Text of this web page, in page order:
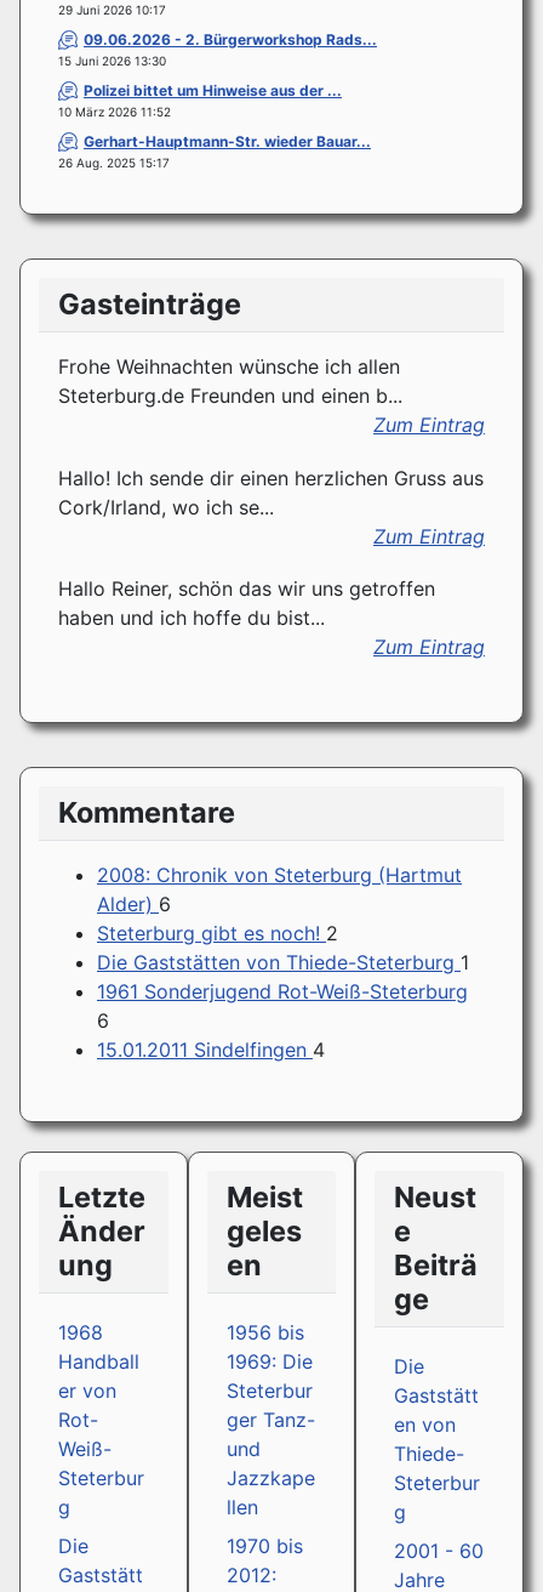
29 Juni 2026 10:17
09.06.2026 - 2. Bürgerworkshop Rads...
15 Juni 2026 13:30
Polizei bittet um Hinweise aus der ...
10 März 2026 11:52
Gerhart-Hauptmann-Str. wieder Bauar...
26 Aug. 2025 15:17
Gasteinträge
Frohe Weihnachten wünsche ich allen
Steterburg.de Freunden und einen b...
Zum Eintrag
Hallo! Ich sende dir einen herzlichen Gruss aus
Cork/Irland, wo ich se...
Zum Eintrag
Hallo Reiner, schön das wir uns getroffen
haben und ich hoffe du bist...
Zum Eintrag
Kommentare
2008: Chronik von Steterburg (Hartmut
Alder) 6
Steterburg gibt es noch! 2
Die Gaststätten von Thiede-Steterburg 1
1961 Sonderjugend Rot-Weiß-Steterburg
6
15.01.2011 Sindelfingen 4
Letzte
Änder
ung
1968
Handball
er von
Rot-
Weiß-
Steterbur
g
Die
Gaststätt
Meist
geles
en
1956 bis
1969: Die
Steterbur
ger Tanz-
und
Jazzkape
llen
1970 bis
2012:
Neust
e
Beiträ
ge
Die
Gaststätt
en von
Thiede-
Steterbur
g
2001 - 60
Jahre